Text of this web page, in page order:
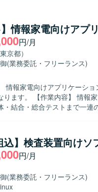
情報家電向けアプ
円/月
京都）
(業務委託・フリーランス)
情報家電向けアプリケーシ
ケーション開発において、詳細設計か
・結合・総合テストまで一
しいです。 【ポジションの魅力】 情報家電向けのプロダクト開
とで、ユーザーに近い領域で
、リアルタイム通信やAudio
込】検査装置向けソ
円/月
(業務委託・フリーランス)